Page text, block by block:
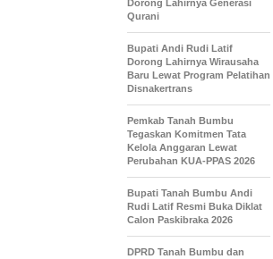
Dorong Lahirnya Generasi
Qurani
Bupati Andi Rudi Latif
Dorong Lahirnya Wirausaha
Baru Lewat Program Pelatihan
Disnakertrans
Pemkab Tanah Bumbu
Tegaskan Komitmen Tata
Kelola Anggaran Lewat
Perubahan KUA-PPAS 2026
Bupati Tanah Bumbu Andi
Rudi Latif Resmi Buka Diklat
Calon Paskibraka 2026
DPRD Tanah Bumbu dan